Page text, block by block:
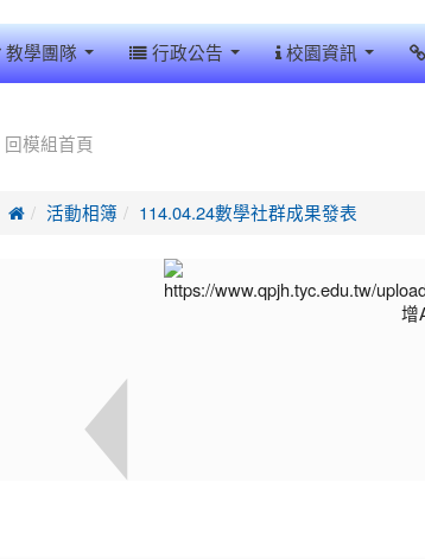
教學團隊 行政公告 校園資訊
回模組首頁
 活動相簿 114.04.24數學社群成果發表